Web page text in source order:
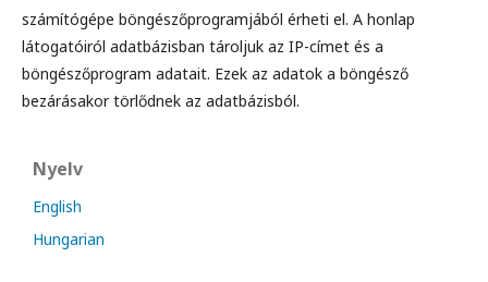
számítógépe böngészőprogramjából érheti el. A honlap
látogatóiról adatbázisban tároljuk az IP-címet és a
böngészőprogram adatait. Ezek az adatok a böngésző
bezárásakor törlődnek az adatbázisból.
Nyelv
English
Hungarian